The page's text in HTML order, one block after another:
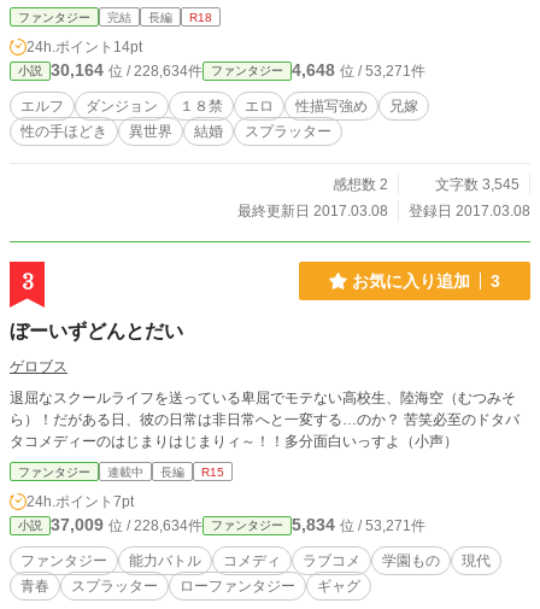
ティででオナニーをしてしまった。 それを見つかってしまっ
ね…… リザードマンを倒して死体を…… ３つほどもって
くることね」 お義姉さんはそう言ったんだ。 そして、ボクは
リザードマンの死体を持って帰った。 そして始める、ふたり
のレッスン―― ダンジョン冒険物ですが、安全のため18禁で
す。 多少エロ描写があります。
ファンタジー 完結 長編 R18
24h.ポイント 14pt
小説 30,164 位 / 228,634件 ファンタジー 4,648 位 / 53,271件
エルフ ダンジョン １８禁 エロ 性描写強め
兄嫁
性の手ほどき
異世界 結婚 スプラッター
感想数 2
文字数 3,545
最終更新日 2017.03.08
登録日 2017.03.08
3 お気に入り追加 3
ぼーいずどんとだい
ゲロブス
退屈なスクールライフを送っている卑屈でモテない高校生、陸海空（むつみそ
ら）！だがある日、彼の日常は非日常へと一変する…のか？ 苦笑必至のドタバ
タコメディーのはじまりはじまりィ～！！多分面白いっすよ（小声）
ファンタジー 連載中 長編 R15
24h.ポイント 7pt
小説 37,009 位 / 228,634件 ファンタジー 5,834 位 / 53,271件
ファンタジー 能力バトル コメディ ラブコメ 学園もの
現代
青春
スプラッター ローファンタジー ギャグ